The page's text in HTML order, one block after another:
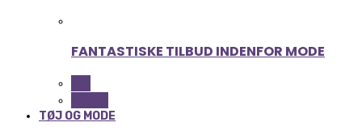
FANTASTISKE TILBUD INDENFOR MODE
TØJ OG MODE